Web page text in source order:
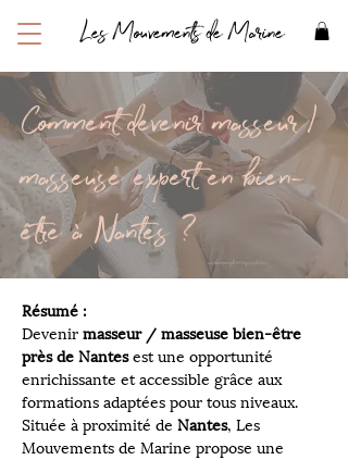
Les Mouvements de Marine
Comment devenir masseur /
masseuse expert en bien-
être à Nantes ?
Résumé :
Devenir masseur / masseuse bien-être
près de Nantes est une opportunité
enrichissante et accessible grâce aux
formations adaptées pour tous niveaux.
Située à proximité de Nantes, Les
Mouvements de Marine propose une